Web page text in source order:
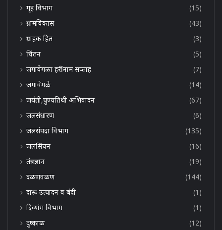
गृह विभाग
(15)
ग्रामविकास
(43)
ग्राहक हित
(3)
चिंतन
(5)
जगावेगळा हरींनाम सप्ताह
(7)
जगावेगळे
(14)
जयंती,पुण्यतिथी अभिवादन
(67)
जलसंधारण
(6)
जलसंपदा विभाग
(135)
जलसिंचन
(16)
तंत्रज्ञान
(19)
दळणवळण
(144)
दारू उत्पादन व बंदी
(1)
दिव्यांग विभाग
(1)
दुष्काळ
(12)